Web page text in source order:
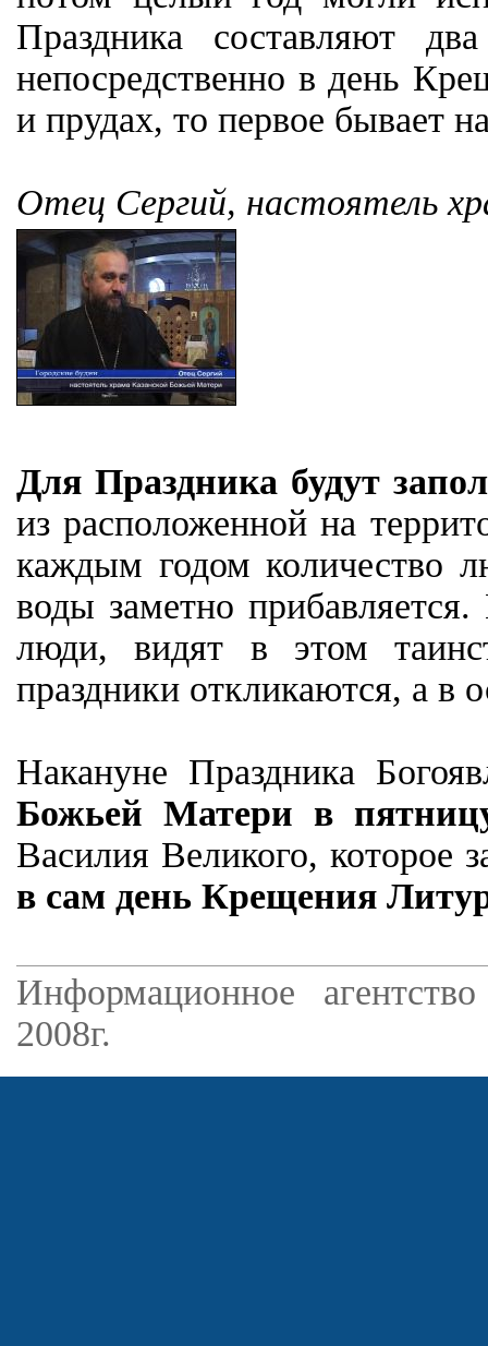
Праздника составляют
непосредственно в день
и прудах, то первое бывает
Отец Сергий, настоятель
Для Праздника будут
из расположенной на
каждым годом количество
воды заметно
люди, видят в этом
праздники откликаются, а в
Накануне Праздника
Божьей Матери в
Василия Великого, которое
в сам день Крещения
Информационное
2008г.